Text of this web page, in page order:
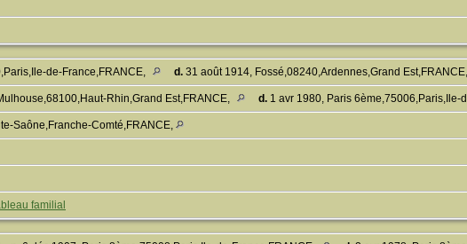
de-France,FRANCE, d. 31 août 1914, Fossé,08240,Ardennes,Grand Est,FRANCE,
Rhin,Grand Est,FRANCE, d. 1 avr 1980, Paris 6ème,75006,Paris,Ile-
Saône,Franche-Comté,FRANCE,
familial